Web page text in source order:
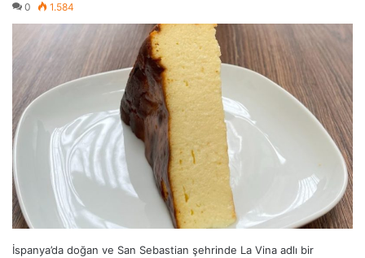
0 1.584
İspanya’da doğan ve San Sebastian şehrinde La Vina adlı bir